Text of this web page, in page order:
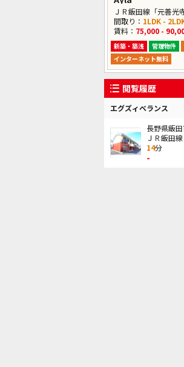
ＪＲ飯田線「元善光
間取り： 1LDK -
賃料： 75,000 -
新築・築浅 管理物件
インターネット無料
閲覧履歴
エグズィベランス
長野県飯
ＪＲ飯田
14分
-